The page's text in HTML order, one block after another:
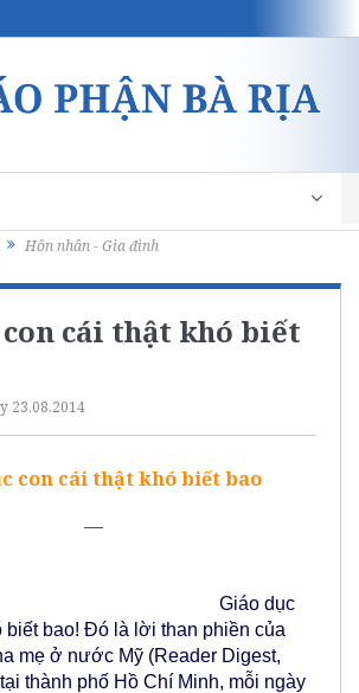
Hôn nhân - Gia đình
con cái thật khó biết
23.08.2014
con cái thật khó biết bao
—
Giáo dục
biết bao! Đó là lời than phiền của
mẹ ở nước Mỹ (Reader Digest,
thành phố Hồ Chí Minh, mỗi ngày